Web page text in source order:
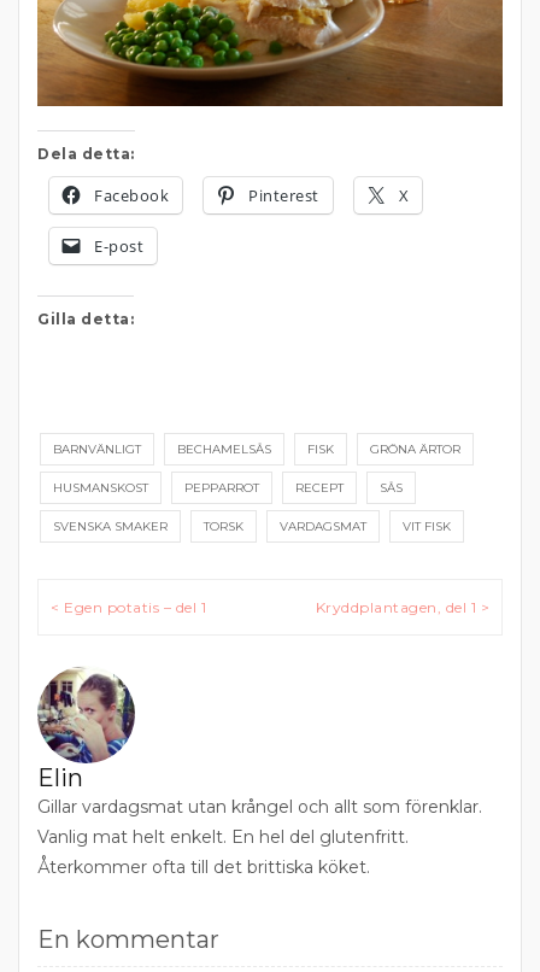
Dela detta:
Facebook Pinterest X
E-post
Gilla detta:
BARNVÄNLIGT BECHAMELSÅS FISK GRÖNA ÄRTOR
HUSMANSKOST PEPPARROT RECEPT SÅS
SVENSKA SMAKER TORSK VARDAGSMAT VIT FISK
Inläggsnavigering
< Egen potatis – del 1 Kryddplantagen, del 1 >
Elin
Gillar vardagsmat utan krångel och allt som förenklar.
Vanlig mat helt enkelt. En hel del glutenfritt.
Återkommer ofta till det brittiska köket.
En kommentar